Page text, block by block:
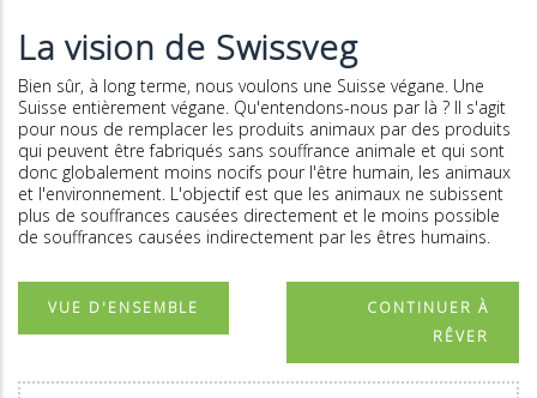
La vision de Swissveg
Bien sûr, à long terme, nous voulons une Suisse végane. Une
Suisse entièrement végane. Qu'entendons-nous par là ? Il s'agit
pour nous de remplacer les produits animaux par des produits
qui peuvent être fabriqués sans souffrance animale et qui sont
donc globalement moins nocifs pour l'être humain, les animaux
et l'environnement. L'objectif est que les animaux ne subissent
plus de souffrances causées directement et le moins possible
de souffrances causées indirectement par les êtres humains.
VUE D'ENSEMBLE
CONTINUER À
RÊVER